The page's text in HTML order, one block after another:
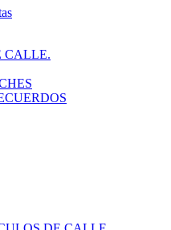
DE CALLE.